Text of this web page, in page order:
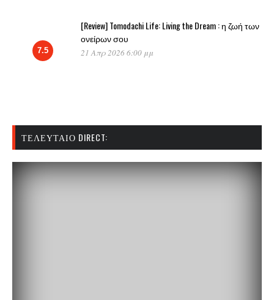
7.5
[Review] Tomodachi Life: Living the Dream : η ζωή των
ονείρων σου
21 Απρ 2026 6:00 μμ
ΤΕΛΕΥΤΑΊΟ DIRECT: